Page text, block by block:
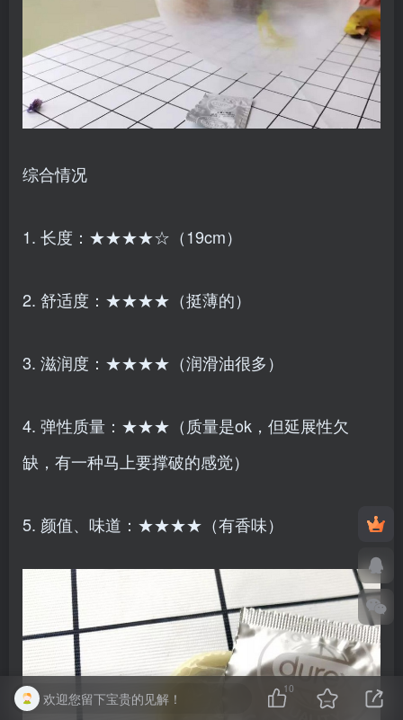
综合情况
1. 长度：★★★★☆（19cm）
2. 舒适度：★★★★（挺薄的）
3. 滋润度：★★★★（润滑油很多）
4. 弹性质量：★★★（质量是ok，但延展性欠
缺，有一种马上要撑破的感觉）
5. 颜值、味道：★★★★（有香味）
欢迎您留下宝贵的见解！
10